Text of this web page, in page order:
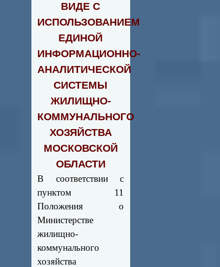
ВИДЕ С
ИСПОЛЬЗОВАНИЕМ
ЕДИНОЙ
ИНФОРМАЦИОННО-
АНАЛИТИЧЕСКОЙ
СИСТЕМЫ
ЖИЛИЩНО-
КОММУНАЛЬНОГО
ХОЗЯЙСТВА
МОСКОВСКОЙ
ОБЛАСТИ
В соответствии с
пунктом 11
Положения о
Министерстве
жилищно-
коммунального
хозяйства